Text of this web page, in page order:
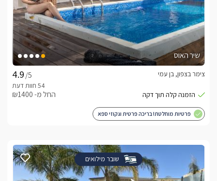
שיר האוס
/5
צימר בצפון, בן עמי
החל מ- ₪1400
פרטיות מוחלטת! בריכה פרטית וגקוזי ספא
שובר מילואים